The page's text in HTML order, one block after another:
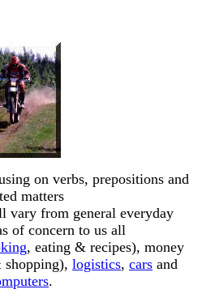
on verbs, prepositions and
matters
vary from general everyday
of concern to us all
, eating & recipes), money
shopping), logistics, cars and
.